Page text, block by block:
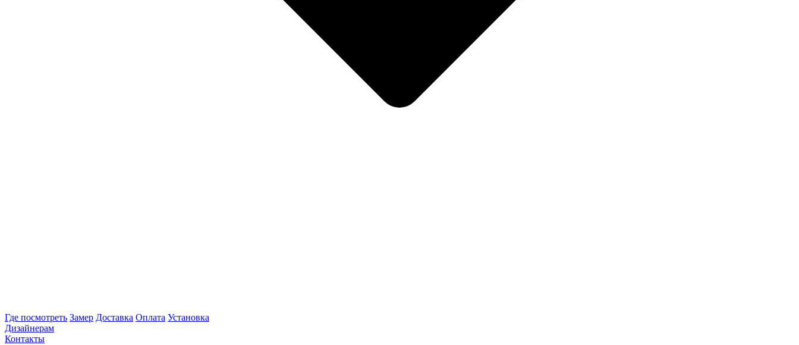
Где посмотреть Замер Доставка Оплата Установка
Дизайнерам
Контакты